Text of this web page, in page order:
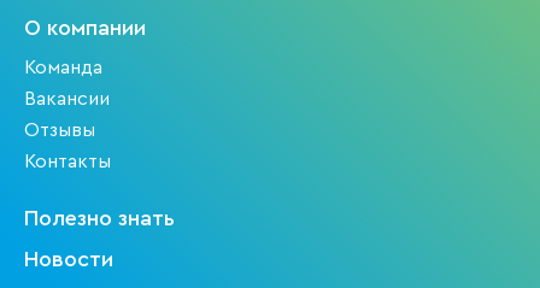
О компании
Команда
Вакансии
Отзывы
Контакты
Полезно знать
Новости